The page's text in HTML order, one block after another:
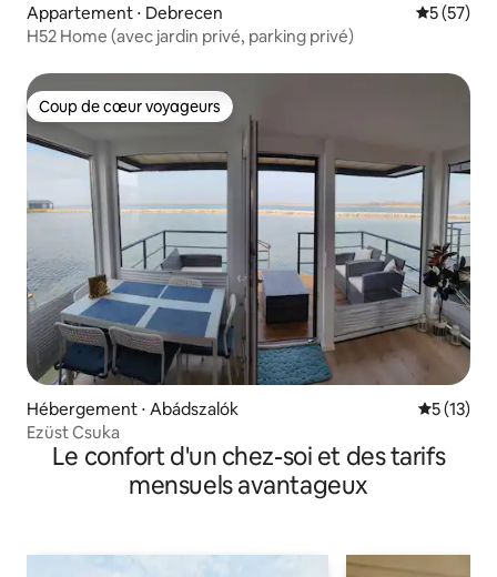
Appartement ⋅ Debrecen
5 (57)
H52 Home (avec jardin privé, parking privé)
Coup de cœur voyageurs
Coup de cœur voyageurs
Hébergement ⋅ Abádszalók
5 (13)
Ezüst Csuka
Le confort d'un chez-soi et des tarifs
mensuels avantageux